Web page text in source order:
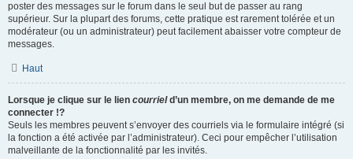
poster des messages sur le forum dans le seul but de passer au rang
supérieur. Sur la plupart des forums, cette pratique est rarement tolérée et un
modérateur (ou un administrateur) peut facilement abaisser votre compteur de
messages.
Haut
Lorsque je clique sur le lien courrield’un membre, on me demande de me
connecter !?
Seuls les membres peuvent s’envoyer des courriels via le formulaire intégré (si
la fonction a été activée par l’administrateur). Ceci pour empêcher l’utilisation
malveillante de la fonctionnalité par les invités.